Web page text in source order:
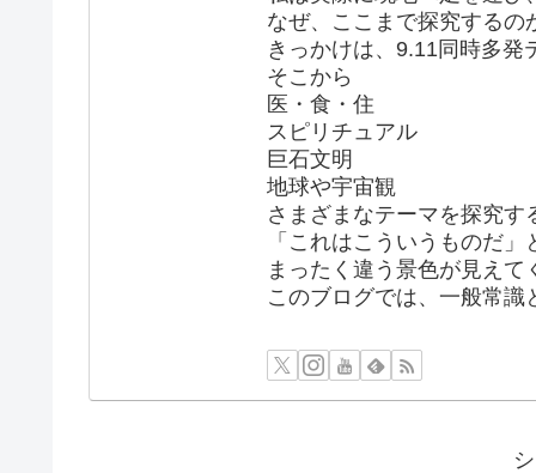
なぜ、ここまで探究するの
きっかけは、9.11同時多発
そこから
医・食・住
スピリチュアル
巨石文明
地球や宇宙観
さまざまなテーマを探究
「これはこういうものだ
まったく違う景色が見えて
このブログでは、一般常